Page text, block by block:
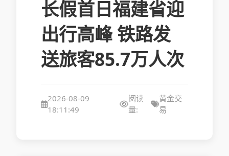
长假首日福建省迎
出行高峰 铁路发
送旅客85.7万人次
2026-08-09
18:11:49
阅读
量:
黄金交
易